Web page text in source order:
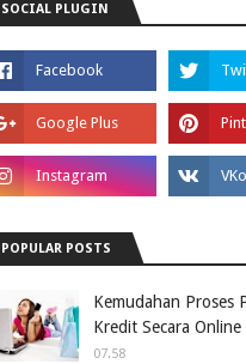
SOCIAL PLUGIN
POPULAR POSTS
Kemudahan Proses
Kredit Secara Online
07.58